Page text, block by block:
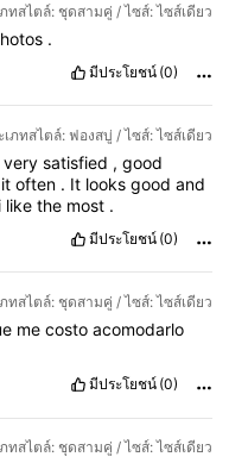
ทสไตล์: ชุดสามคู่ / ไซส์: ไซส์เดียว
.
มีประโยชน์ (0)
ภทสไตล์: ฟองสบู่ / ไซส์: ไซส์เดียว
very satisfied , good
itoften . It looksgoodand
i likethe most .
มีประโยชน์ (0)
ทสไตล์: ชุดสามคู่ / ไซส์: ไซส์เดียว
me costo acomodarlo
มีประโยชน์ (0)
ทสไตล์: ชุดสามคู่ / ไซส์: ไซส์เดียว